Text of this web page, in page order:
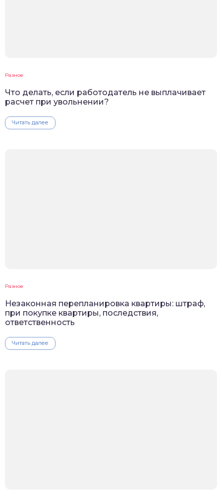
Разное
Что делать, если работодатель не выплачивает
расчет при увольнении?
Читать далее
Разное
Незаконная перепланировка квартиры: штраф,
при покупке квартиры, последствия,
ответственность
Читать далее